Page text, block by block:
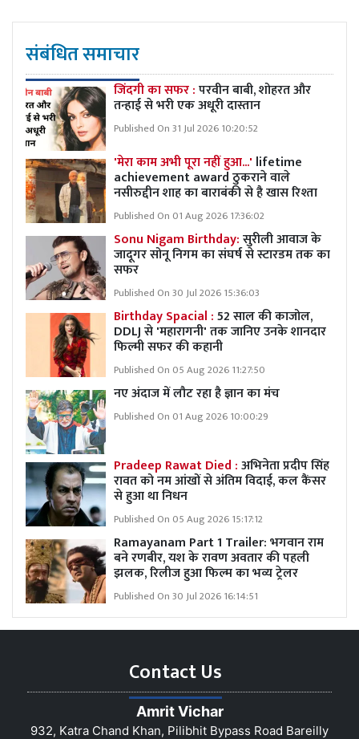
संबंधित समाचार
जिंदगी का सफर :परवीन बाबी, शोहरत और
तन्हाई से भरी एक अधूरी दास्तान
Published On 31 Jul 2026 10:20:52
'मेरा काम अभी पूरा नहीं हुआ...' lifetime
achievement award ठुकराने वाले
नसीरुद्दीन शाह का बाराबंकी से है खास रिश्ता
Published On 01 Aug 2026 17:36:02
Sonu Nigam Birthday:सुरीली आवाज के
जादूगर सोनू निगम का संघर्ष से स्टारडम तक का
सफर
Published On 30 Jul 2026 15:36:03
Birthday Spacial :52 साल की काजोल,
DDLJ से 'महारागनी' तक जानिए उनके शानदार
फिल्मी सफर की कहानी
Published On 05 Aug 2026 11:27:50
नए अंदाज में लौट रहा है ज्ञान का मंच
Published On 01 Aug 2026 10:00:29
Pradeep Rawat Died :अभिनेता प्रदीप सिंह
रावत को नम आंखों से अंतिम विदाई, कल कैंसर
से हुआ था निधन
Published On 05 Aug 2026 15:17:12
Ramayanam Part 1 Trailer: भगवान राम
बने रणबीर, यश के रावण अवतार की पहली
झलक, रिलीज हुआ फिल्म का भव्य ट्रेलर
Published On 30 Jul 2026 16:14:51
Contact Us
Amrit Vichar
932, Katra Chand Khan, Pilibhit Bypass Road Bareilly